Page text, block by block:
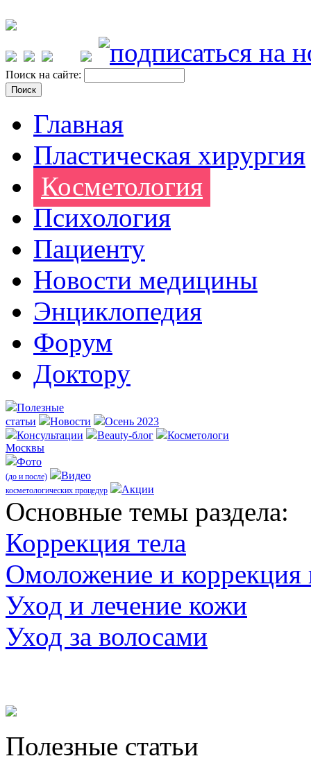
Поиск на сайте:
Главная
Пластическая хирургия
Косметология
Психология
Пациенту
Новости медицины
Энциклопедия
Форум
Доктору
Полезные
статьи
Новости
Осень 2023
Консультации
Beauty-блог
Косметологи
Москвы
Фото
(до и после) Видео
косметологических процедур Акции
Оcновные темы раздела:
Коррекция тела
Омоложение и коррекция
Уход и лечение кожи
Уход за волосами
Полезные статьи